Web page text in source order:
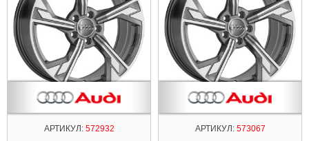
АРТИКУЛ:572932 АРТИКУЛ:573067